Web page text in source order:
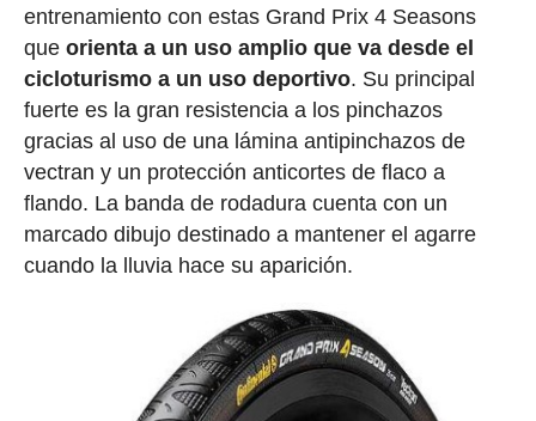
entrenamiento con estas Grand Prix 4 Seasons
que orienta a un uso amplio que va desde el
cicloturismo a un uso deportivo. Su principal
fuerte es la gran resistencia a los pinchazos
gracias al uso de una lámina antipinchazos de
vectran y un protección anticortes de flaco a
flando. La banda de rodadura cuenta con un
marcado dibujo destinado a mantener el agarre
cuando la lluvia hace su aparición.